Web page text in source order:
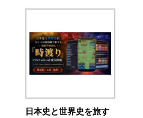
日本史と世界史を旅す